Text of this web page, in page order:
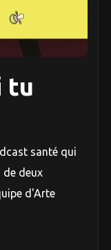
tu
santé qui
de deux
d'Arte